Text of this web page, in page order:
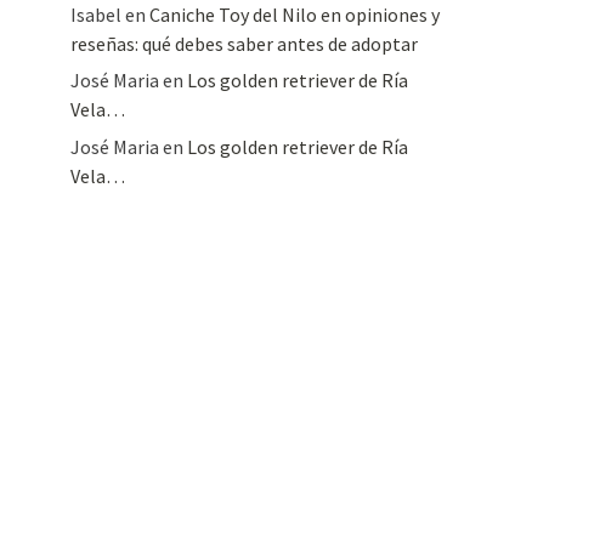
Isabel en Caniche Toy del Nilo en opiniones y
reseñas: qué debes saber antes de adoptar
José Maria en Los golden retriever de Ría
Vela…
José Maria en Los golden retriever de Ría
Vela…